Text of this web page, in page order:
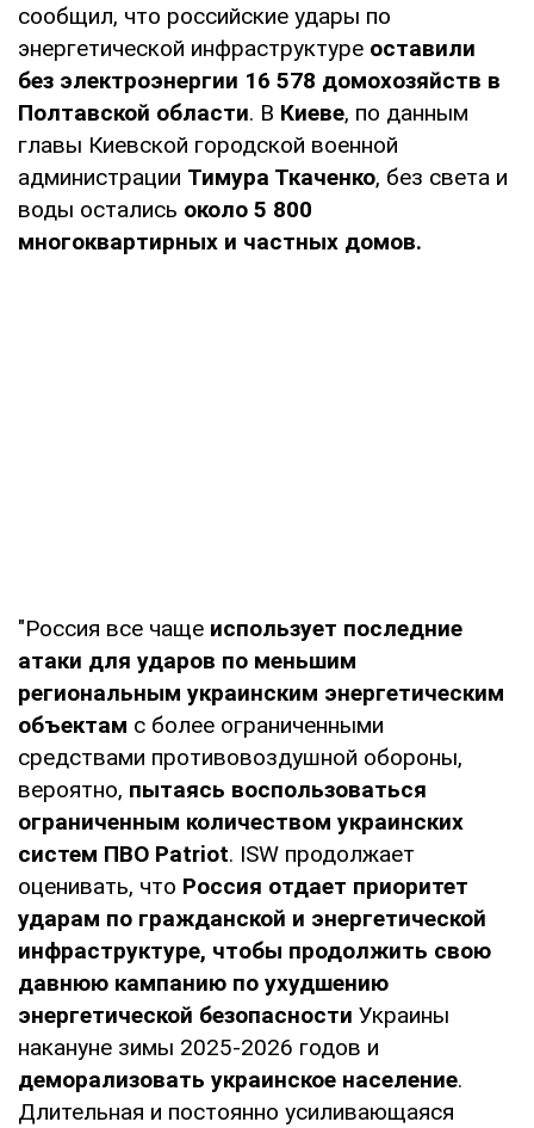
сообщил, что российские удары по
энергетической инфраструктуре оставили
без электроэнергии 16 578 домохозяйств в
Полтавской области. В Киеве, по данным
главы Киевской городской военной
администрации Тимура Ткаченко, без света и
воды остались около 5 800
многоквартирных и частных домов.
"Россия все чаще использует последние
атаки для ударов по меньшим
региональным украинским энергетическим
объектам с более ограниченными
средствами противовоздушной обороны,
вероятно, пытаясь воспользоваться
ограниченным количеством украинских
систем ПВО Patriot. ISW продолжает
оценивать, что Россия отдает приоритет
ударам по гражданской и энергетической
инфраструктуре, чтобы продолжить свою
давнюю кампанию по ухудшению
энергетической безопасности Украины
накануне зимы 2025-2026 годов и
деморализовать украинское население.
Длительная и постоянно усиливающаяся